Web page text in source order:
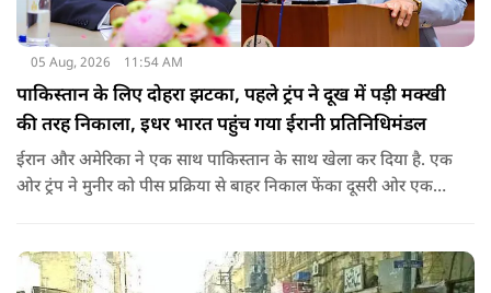
05 Aug, 2026 11:54 AM
पाकिस्तान के लिए दोहरा झटका, पहले ट्रंप ने दूख में पड़ी मक्खी
की तरह निकाला, इधर भारत पहुंच गया ईरानी प्रतिनिधिमंडल
ईरान और अमेरिका ने एक साथ पाकिस्तान के साथ खेला कर दिया है. एक
ओर ट्रंप ने मुनीर को पीस प्रक्रिया से बाहर निकाल फेंका दूसरी ओर एक